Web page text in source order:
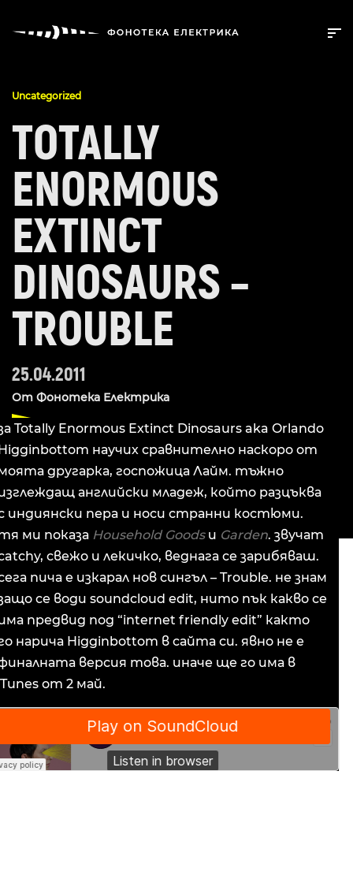
Uncategorized
TOTALLY
ENORMOUS
EXTINCT
DINOSAURS –
TROUBLE
25.04.2011
От Фонотека Електрика
Totally Enormous Extinct Dinosaurs aka Orlando
научих сравнително наскоро от
другарка, госпожица Лайм. тъжно
английски младеж, който разцъква
индиянски пера и носи странни костюми.
ми показа Household Goodsи Garden. звучат
свежо и лекичко, веднага се зарибяваш.
пича е изкарал нов сингъл – Trouble. не знам
се води soundcloud edit, нито пък какво се
предвид под “internet friendly edit” както
нарича Higginbottom в сайта си. явно не е
версия това. иначе ще го има в
от 2 май.